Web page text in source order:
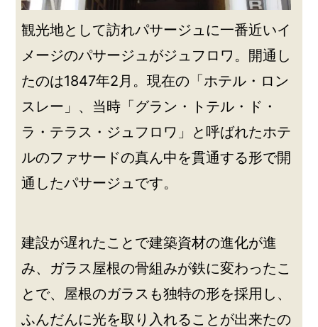
観光地として訪れパサージュに一番近いイ
メージのパサージュがジュフロワ。開通し
たのは1847年2月。現在の「ホテル・ロン
スレー」、当時「グラン・トテル・ド・
ラ・テラス・ジュフロワ」と呼ばれたホテ
ルのファサードの真ん中を貫通する形で開
通したパサージュです。
建設が遅れたことで建築資材の進化が進
み、ガラス屋根の骨組みが鉄に変わったこ
とで、屋根のガラスも独特の形を採用し、
ふんだんに光を取り入れることが出来たの